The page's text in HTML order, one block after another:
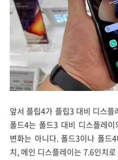
앞서 플립4가 플립3 대비 디스
폴드4는 폴드3 대비 디스플레
변화는 아니다. 폴드3이나 폴드
치, 메인 디스플레이는 7.6인치